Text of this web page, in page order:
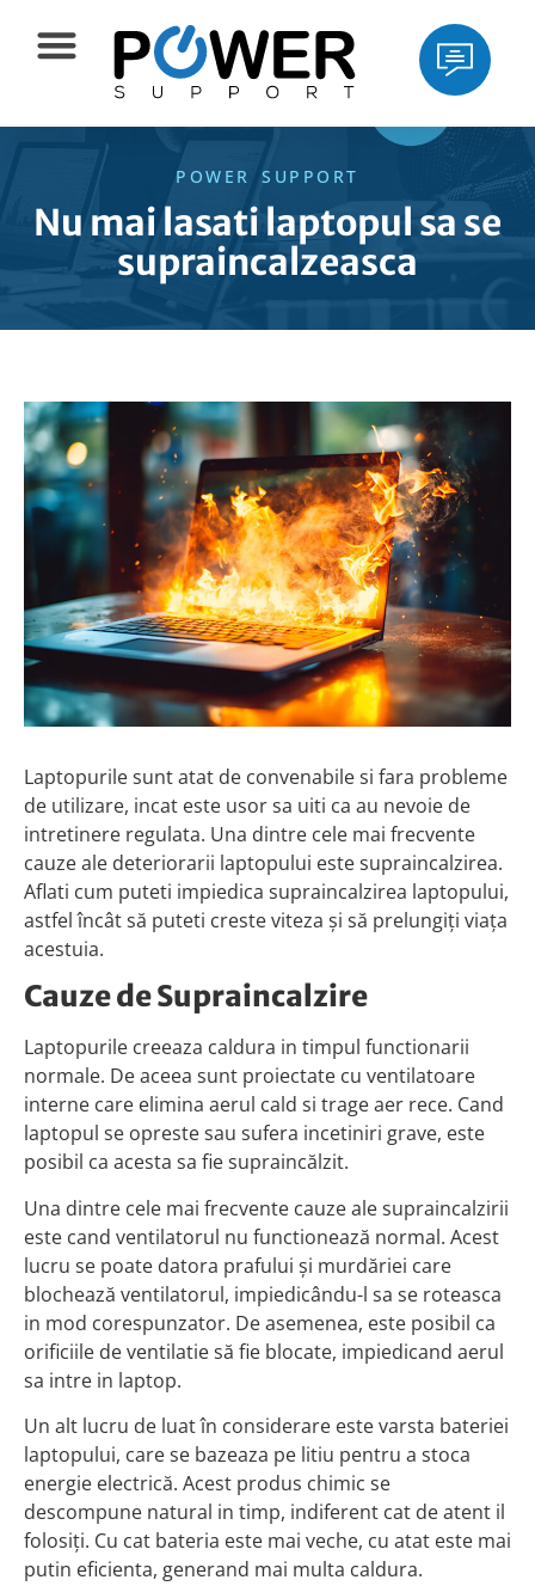
POWER SUPPORT
Nu mai lasati laptopul sa se
supraincalzeasca
Laptopurile sunt atat de convenabile si fara probleme
de utilizare, incat este usor sa uiti ca au nevoie de
intretinere regulata. Una dintre cele mai frecvente
cauze ale deteriorarii laptopului este supraincalzirea.
Aflati cum puteti impiedica supraincalzirea laptopului,
astfel încât să puteti creste viteza și să prelungiți viața
acestuia.
Cauze de Supraincalzire
Laptopurile creeaza caldura in timpul functionarii
normale. De aceea sunt proiectate cu ventilatoare
interne care elimina aerul cald si trage aer rece. Cand
laptopul se opreste sau sufera incetiniri grave, este
posibil ca acesta sa fie supraincălzit.
Una dintre cele mai frecvente cauze ale supraincalzirii
este cand ventilatorul nu functionează normal. Acest
lucru se poate datora prafului și murdăriei care
blochează ventilatorul, impiedicându-l sa se roteasca
in mod corespunzator. De asemenea, este posibil ca
orificiile de ventilatie să fie blocate, impiedicand aerul
sa intre in laptop.
Un alt lucru de luat în considerare este varsta bateriei
laptopului, care se bazeaza pe litiu pentru a stoca
energie electrică. Acest produs chimic se
descompune natural in timp, indiferent cat de atent il
folosiți. Cu cat bateria este mai veche, cu atat este mai
putin eficienta, generand mai multa caldura.